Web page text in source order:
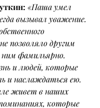
«Паша умел
вызывал уважение.
позволяло другим
фамильярно.
и людей, которые
и наслаждаться ею.
живет в наших
которые